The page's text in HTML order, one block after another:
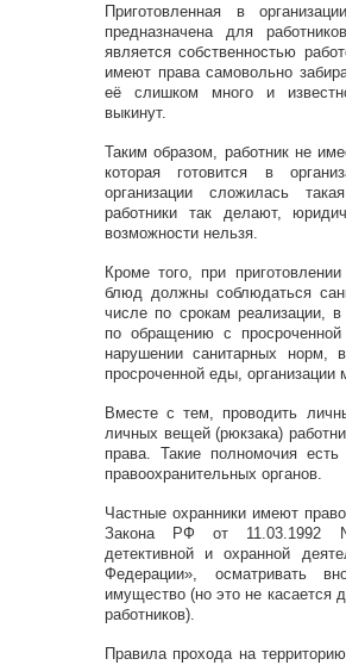
Приготовленная в
предназначена для
является собственностью
имеют права самовольно
её слишком много и
выкинут.
Таким образом, работник не
которая готовится в
организации сложилась
работники так делают,
возможности нельзя.
Кроме того, при
блюд должны соблюдаться
числе по срокам реализации,
по обращению с
нарушении санитарных норм,
просроченной еды, организации
Вместе с тем, проводить
личных вещей (рюкзака)
права. Такие полномочия
правоохранительных органов.
Частные охранники имеют
Закона РФ от 11.03.1992
детективной и охранной
Федерации», осматривать
имущество (но это не касается
работников).
Правила прохода на